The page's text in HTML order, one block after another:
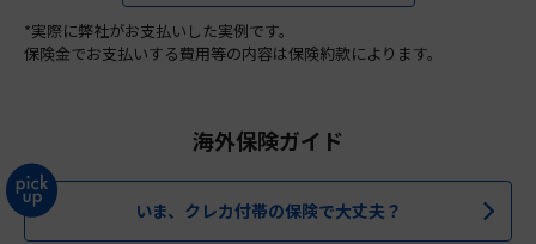
*実際に弊社がお支払いした実例です。
保険金でお支払いする費用等の内容は保険約款によります。
海外保険ガイド
いま、クレカ付帯の保険で大丈夫？